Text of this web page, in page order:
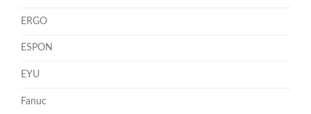
ERGO
ESPON
EYU
Fanuc